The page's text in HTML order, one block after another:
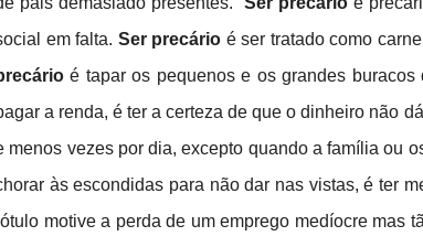
em falta. Ser precário é ser tratado como
é tapar os pequenos e os grandes
a renda, é ter a certeza de que o dinheiro não
menos vezes por dia, excepto quando a família ou
às escondidas para não dar nas vistas, é ter
motive a perda de um emprego medíocre mas